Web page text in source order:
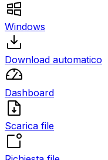
Windows
Download automatico
Dashboard
Scarica file